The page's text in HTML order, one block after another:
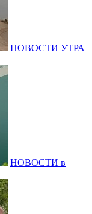
НОВОСТИ УТРА
НОВОСТИ в